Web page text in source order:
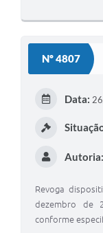
Nº 4807
Data:
Autoria:
Revoga
dezembro de
conforme